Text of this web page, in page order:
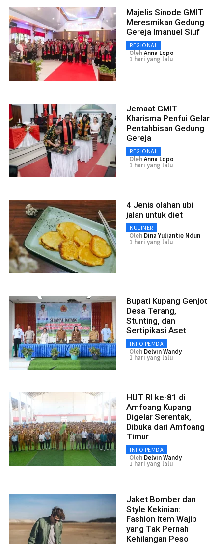
Majelis Sinode GMIT
Meresmikan Gedung
Gereja Imanuel Siuf
REGIONAL
OlehAnna Lopo
1 hari yang lalu
Jemaat GMIT
Kharisma Penfui Gelar
Pentahbisan Gedung
Gereja
REGIONAL
OlehAnna Lopo
1 hari yang lalu
4 Jenis olahan ubi
jalan untuk diet
KULINER
Oleh Dina Yuliantie Ndun
1 hari yang lalu
Bupati Kupang Genjot
Desa Terang,
Stunting, dan
Sertipikasi Aset
INFO PEMDA
Oleh Delvin Wandy
1 hari yang lalu
HUT RI ke-81 di
Amfoang Kupang
Digelar Serentak,
Dibuka dari Amfoang
Timur
INFO PEMDA
Oleh Delvin Wandy
1 hari yang lalu
Jaket Bomber dan
Style Kekinian:
Fashion Item Wajib
yang Tak Pernah
Kehilangan Peso